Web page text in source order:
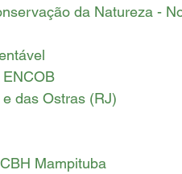
da Natureza -
das Ostras (RJ)
Mampituba